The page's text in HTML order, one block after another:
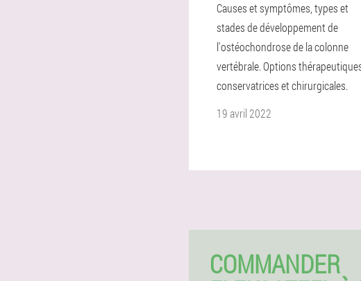
Causes et symptômes, types et
stades de développement de
l'ostéochondrose de la colonne
vertébrale. Options
conservatrices et chirurgicales.
19 avril 2022
COMMANDER